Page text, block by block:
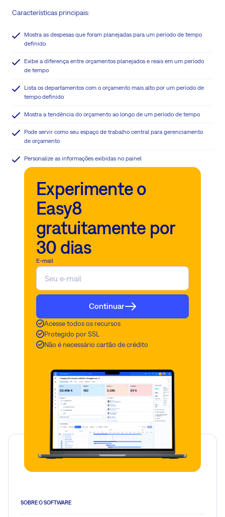
Características principais:
Mostra as despesas que foram planejadas para um período de tempo
definido
Exibe a diferença entre orçamentos planejados e reais em um período
de tempo
Lista os departamentos com o orçamento mais alto por um período de
tempo definido
Mostra a tendência do orçamento ao longo de um período de tempo
Pode servir como seu espaço de trabalho central para gerenciamento
de orçamento
Personalize as informações exibidas no painel
Experimente o
Easy8
gratuitamente por
30 dias
E-mail
Continuar
Acesse todos os recursos
Protegido por SSL
Não é necessário cartão de crédito
SOBRE O SOFTWARE